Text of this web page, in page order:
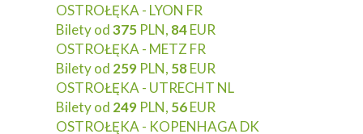
OSTROŁĘKA - LYON FR
Bilety od375 PLN, 84EUR
OSTROŁĘKA - METZ FR
Bilety od 259 PLN, 58EUR
OSTROŁĘKA - UTRECHT NL
Bilety od 249 PLN, 56EUR
OSTROŁĘKA - KOPENHAGA DK